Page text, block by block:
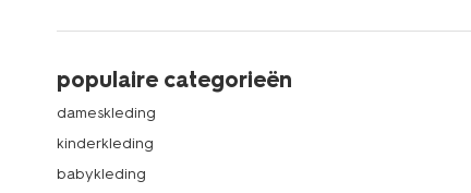
populaire categorieën
dameskleding
kinderkleding
babykleding